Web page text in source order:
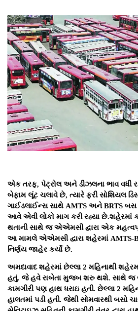
એક તરફ, પેટ્રોલ અને ડીઝલના ભાવ વધી
બેફામ લૂંટ ચલાવે છે, ત્યારે ફરી સોશિયલ
ગાઈડલાઈન્સ સાથે AMTS અને BRTS બસ
આવે એવી લોકો માગ કરી રહ્યા છે.શહેરમાં
થતાની સાથે જ એએમસી દ્વારા એક
આ મામલે એએમસી દ્વારા શહેરમાં AMTS-
નિર્ણય જાહેર કર્યો છે.
અમદાવાદ શહેરમાં છેલ્લા 2 મહિનાથી
હતું. જે હવે રાબેતા મુજબ શરુ થશે. સાથે જ
કામગીરી પણ હાથ ધરાઇ હતી. છેલ્લા 2
હાલતમાં પડી હતી. જેથી સોમવારથી બસો